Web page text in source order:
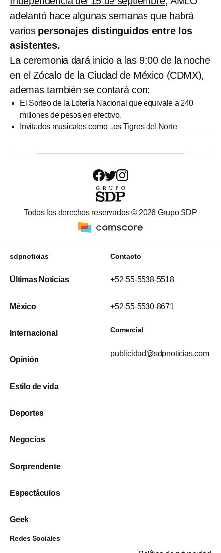
adelantó hace algunas semanas que habrá
variospersonajes distinguidos entre los
asistentes.
La ceremonia dará inicio a las 9:00 de la noche
en el Zócalo de la Ciudad de México (CDMX),
además también se contará con:
El Sorteo de la Lotería Nacional que equivale a 240
millones de pesos en efectivo.
Invitados musicales como Los Tigres del Norte
Todos los derechos reservados ©2026 Grupo SDP
sdpnoticias
Últimas Noticias
México
Internacional
Opinión
Estilo de vida
Deportes
Negocios
Sorprendente
Espectáculos
Geek
Contacto
+52-55-5538-5518
+52-55-5530-8671
Comercial
publicidad@sdpnoticias.com
Redes Sociales